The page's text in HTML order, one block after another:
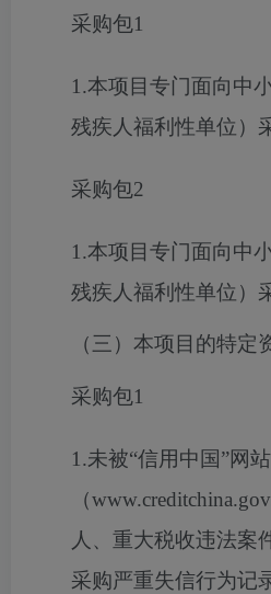
采购包1
1.本项目专门面向中
残疾人福利性单位）
采购包2
1.本项目专门面向中
残疾人福利性单位）
（三）本项目的特定
采购包1
1.未被“信用中国”网站
（
人、重大税收违法案
采购严重失信行为记